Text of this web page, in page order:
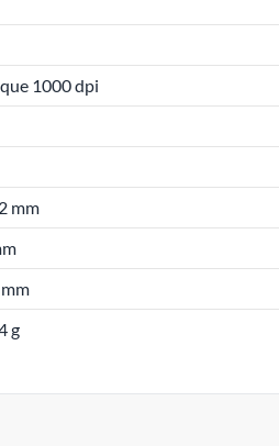
1000 dpi
mm
g